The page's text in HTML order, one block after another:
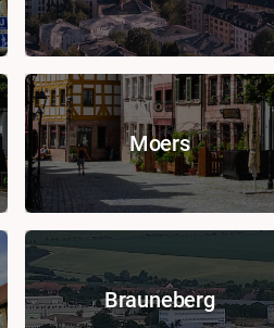
Moers
Brauneberg